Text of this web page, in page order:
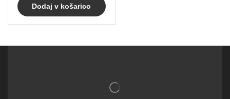
Dodaj v košarico